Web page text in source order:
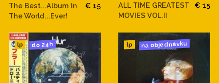
The Best...Album In
The World...Ever!
€ 15
ALL TIME GREATEST
MOVIES VOL.II
€ 15
lp do 24h lp na objednávku